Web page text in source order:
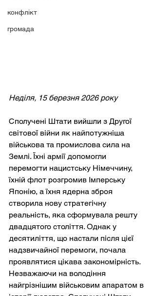
конфлікт
громада
Неділя, 15 березня 2026 року
Сполучені Штати вийшли з Другої
світової війни як найпотужніша
військова та промислова сила на
Землі. Їхні армії допомогли
перемогти нацистську Німеччину,
їхній флот розгромив Імперську
Японію, а їхня ядерна зброя
створила нову стратегічну
реальність, яка сформувала решту
двадцятого століття. Однак у
десятиліття, що настали після цієї
надзвичайної перемоги, почала
проявлятися цікава закономірність.
Незважаючи на володіння
найгрізнішим військовим апаратом в